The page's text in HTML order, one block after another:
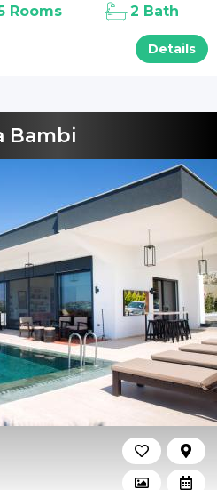
Details
Rooms 2 Bath
Bambi